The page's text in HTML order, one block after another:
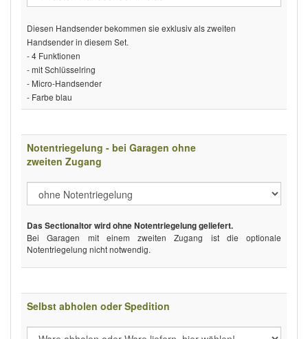
Diesen Handsender bekommen sie exklusiv als zweiten
Handsender in diesem Set.
- 4 Funktionen
- mit Schlüsselring
- Micro-Handsender
- Farbe blau
Notentriegelung - bei Garagen ohne
zweiten Zugang
Das Sectionaltor wird ohne Notentriegelung geliefert.
Bei Garagen mit einem zweiten Zugang ist die optionale
Notentriegelung nicht notwendig.
Selbst abholen oder Spedition